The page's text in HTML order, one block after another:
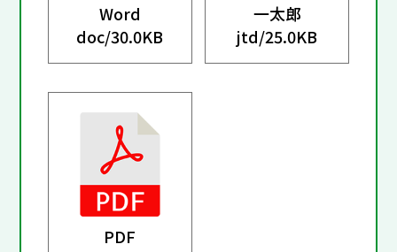
Word
doc/30.0KB
一太郎
jtd/25.0KB
PDF